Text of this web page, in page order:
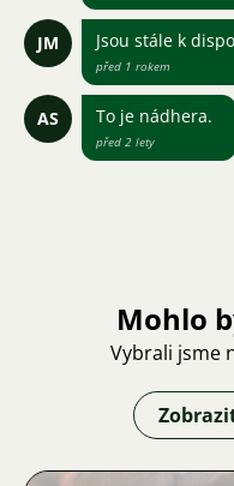
JM Jsou stále k
před 1 rokem
AS To je nádhera.
před 2 lety
Mohlo
Vybrali jsme